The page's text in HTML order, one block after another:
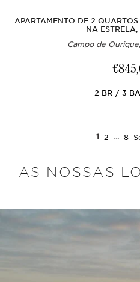
APARTAMENTO DE 2
NA
Campo de
2 BR 3 BA
1 2 ... 8
AS NOSSAS